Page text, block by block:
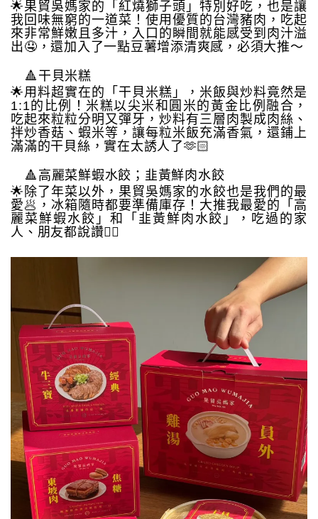
🌟果貿吳媽家的「紅燒獅子頭」特別好吃，也是讓
我回味無窮的一道菜！使用優質的台灣豬肉，吃起
來非常鮮嫩且多汁，入口的瞬間就能感受到肉汁溢
出🤤，還加入了一點豆薯增添清爽感，必須大推～
🔺干貝米糕
🌟用料超實在的「干貝米糕」，米飯與炒料竟然是
1:1的比例！米糕以尖米和圓米的黃金比例融合，
吃起來粒粒分明又彈牙，炒料有三層肉製成肉絲、
拌炒香菇、蝦米等，讓每粒米飯充滿香氣，還鋪上
滿滿的干貝絲，實在太誘人了🫶🏻
🔺高麗菜鮮蝦水餃；韭黃鮮肉水餃
🌟除了年菜以外，果貿吳媽家的水餃也是我們的最
愛🥟，冰箱隨時都要準備庫存！大推我最愛的「高
麗菜鮮蝦水餃」和「韭黃鮮肉水餃」，吃過的家
人、朋友都說讚👍🏻